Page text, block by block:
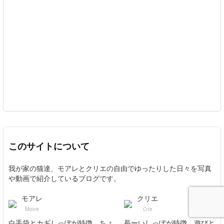
このサイトについて
我が家の猫達、モアレとクリエの自由でゆったりした日々を写真
や動画で紹介しているブログです。
モアレ
Moire
クリエ
Crie